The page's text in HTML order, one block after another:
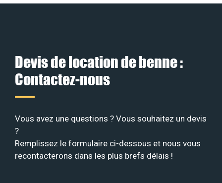
Devis de location de benne :
Contactez-nous
Vous avez une questions ? Vous souhaitez un devis
?
Remplissez le formulaire ci-dessous et nous vous
recontacterons dans les plus brefs délais !